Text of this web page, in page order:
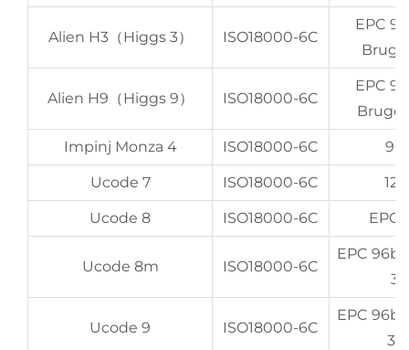
Alien H3（Higgs 3） ISO18000-6C
EPC
Alien H9（Higgs 9） ISO18000-6C
EPC
Impinj Monza 4 ISO18000-6C 96
Ucode 7 ISO18000-6C
Ucode 8 ISO18000-6C EPC
Ucode 8m ISO18000-6C
EPC
Ucode 9 ISO18000-6C
EPC